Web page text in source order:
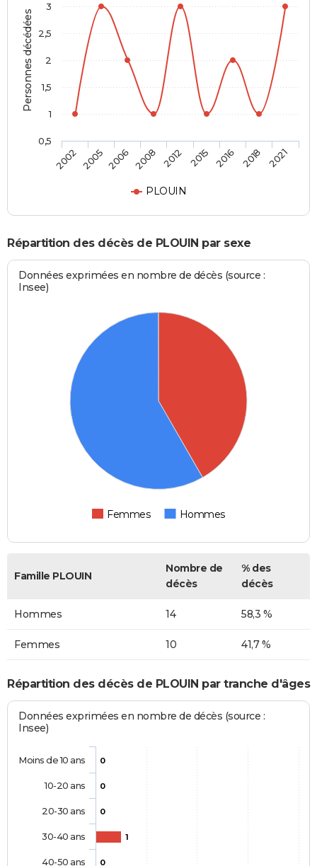
Personnes décédées
PLOUIN
2002 2005 2006 2008 2012 2015 2016 2018 2021
0,5
1
1,5
2
2,5
3
Répartition des décès de PLOUIN par sexe
Données exprimées en nombre de décès (source :
Insee)
Femmes Hommes
Famille PLOUIN
Nombre de
décès
% des
décès
Hommes 14 58,3 %
Femmes 10 41,7 %
Répartition des décès de PLOUIN par tranche d'âges
Données exprimées en nombre de décès (source :
Insee)
0
0
0
1
0
Moins de 10 ans
10-20 ans
20-30 ans
30-40 ans
40-50 ans